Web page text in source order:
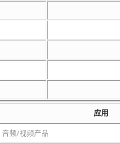
应用
音频/视频产品